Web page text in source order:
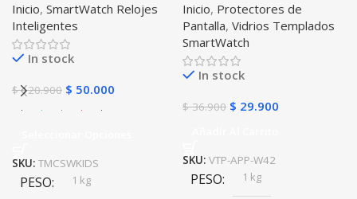
GPS Ubicar Niños SOS
Inicio, SmartWatch Relojes
Inteligentes
In stock
$120.900 $ 50.000
SKU: TMCSWKIDS
PESO 1 kg
Inicio, Protectores de
Pantalla, Vidrios Templados
SmartWatch
In stock
$36.900 $ 29.900
SKU: VTP-APP-W42
PESO 1 kg